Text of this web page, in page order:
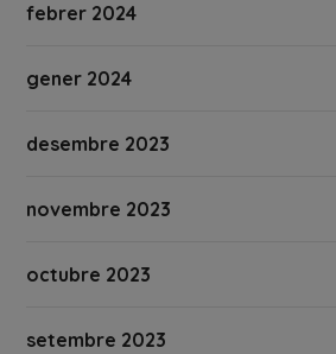
febrer 2024
gener 2024
desembre 2023
novembre 2023
octubre 2023
setembre 2023